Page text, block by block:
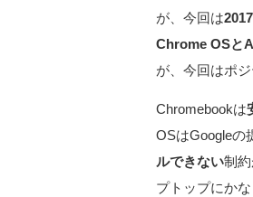
が、今回は
Chrome OSと
が、今回はポ
Chromebookは
OSはGoogleの
ルできない制
プトップにか